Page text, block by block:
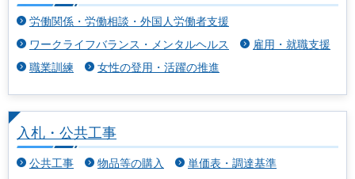
労働関係・労働相談・外国人労働者支援
ワークライフバランス・メンタルヘルス
雇用・就職支援
職業訓練
女性の登用・活躍の推進
入札・公共工事
公共工事 物品等の購入 単価表・調達基準